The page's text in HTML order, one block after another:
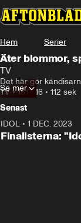
Hem Serier
Äter blommor,
TV
Det här gör
TV •15.07.16 • 112 sek
Se mer
Senast
IDOL • 1 DEC. 2023
Finalisterna: